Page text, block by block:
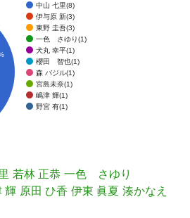
中山 七里(8)
伊与原 新(3)
東野 圭吾(3)
一色 さゆり(1)
犬丸 幸平(1)
櫻田 智也(1)
森 バジル(1)
宮島未奈(1)
嶋津 輝(1)
野宮 有(1)
若林 正恭 一色 さゆり
輝 原田 ひ香 伊東 眞夏 湊かなえ